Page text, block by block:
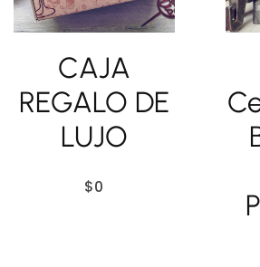
CAJA
REGALO DE
LUJO
$0